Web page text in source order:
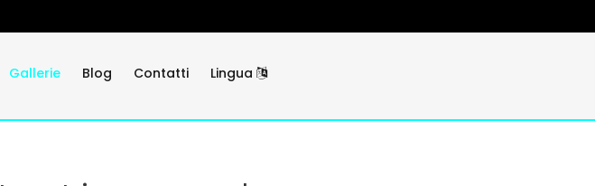
Gallerie Blog Contatti Lingua